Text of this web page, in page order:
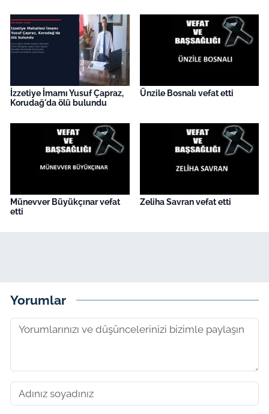
İzzetiye İmamı Yusuf Çapraz,
Korudağ'da ölü bulundu
Ünzile Bosnalı vefat etti
Münevver Büyükçınar vefat
etti
Zeliha Savran vefat etti
Yorumlar
Canlı Maç
Genel-A
Gündem-Eğitim